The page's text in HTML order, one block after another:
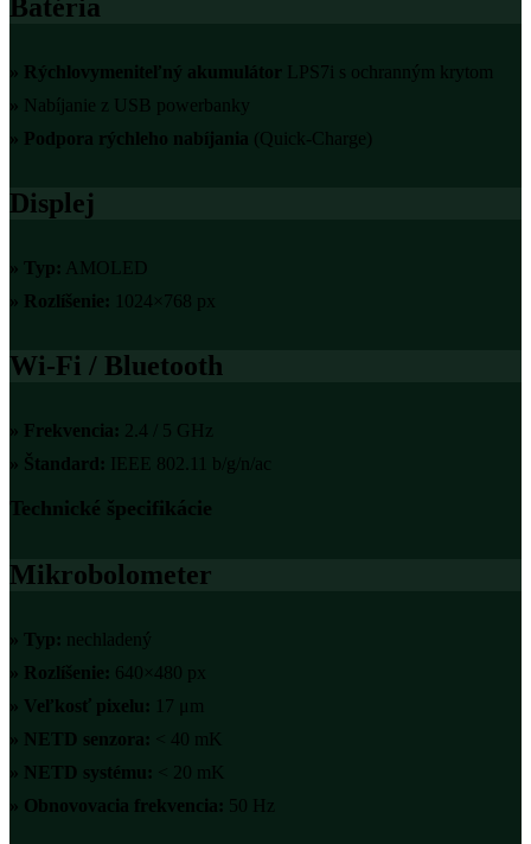
Batéria
» Rýchlovymeniteľný akumulátor LPS7i s ochranným krytom
» Nabíjanie z USB powerbanky
» Podpora rýchleho nabíjania (Quick-Charge)
Displej
» Typ: AMOLED
» Rozlíšenie: 1024×768 px
Wi-Fi / Bluetooth
» Frekvencia: 2.4 / 5 GHz
» Štandard: IEEE 802.11 b/g/n/ac
Technické špecifikácie
Mikrobolometer
» Typ: nechladený
» Rozlíšenie: 640×480 px
» Veľkosť pixelu: 17 μm
» NETD senzora: < 40 mK
» NETD systému: < 20 mK
» Obnovovacia frekvencia: 50 Hz